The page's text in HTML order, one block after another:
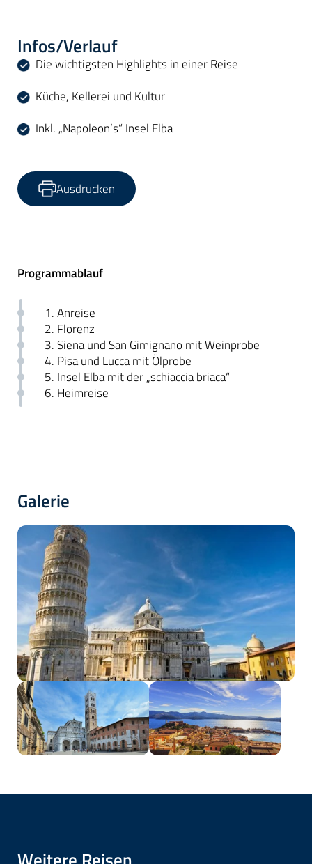
Infos/Verlauf
Die wichtigsten Highlights in einer Reise
Küche, Kellerei und Kultur
Inkl. „Napoleon‘s“ Insel Elba
Ausdrucken
Programmablauf
1. Anreise
2. Florenz
3. Siena und San Gimignano mit Weinprobe
4. Pisa und Lucca mit Ölprobe
5. Insel Elba mit der „schiaccia briaca“
6. Heimreise
Galerie